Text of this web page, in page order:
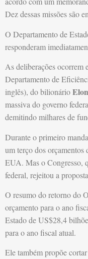
Dez dessas missões são
O Departamento de
responderam
As deliberações ocorrem
Departamento de
inglês), do bilionário
massiva do governo
demitindo milhares de
Durante o primeiro
um terço dos
EUA. Mas o Congresso,
federal, rejeitou a
O resumo do retorno do
orçamento para o ano
Estado de US$28,4
para o ano fiscal atual.
Ele também propõe